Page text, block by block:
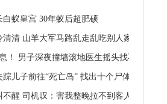
白蚁皇宫 30年蚁后超肥硕
清 山羊大军马路乱走乱吃别人家植物
！ 男子深夜撞墙滚地医生摇头找不到原因
儿子前往“死亡岛” 找出十个尸体：都不是
醒 司机叹：害我整晚拉不到客人